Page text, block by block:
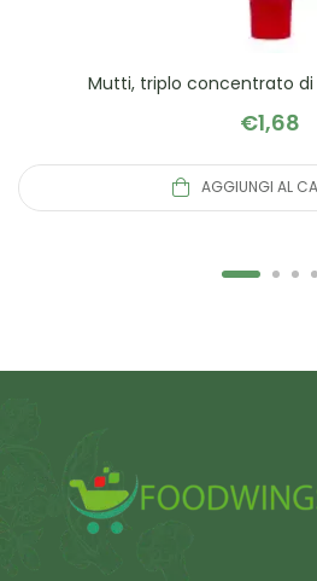
Mutti, triplo concentrato di
€1,68
AGGIUNGI AL